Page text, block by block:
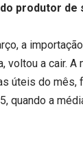
produtor
a
voltou a cair.
úteis do mês,
quando a